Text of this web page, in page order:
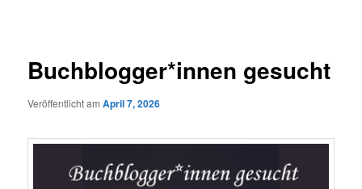
Buchblogger*innen gesucht
Veröffentlicht amApril 7, 2026